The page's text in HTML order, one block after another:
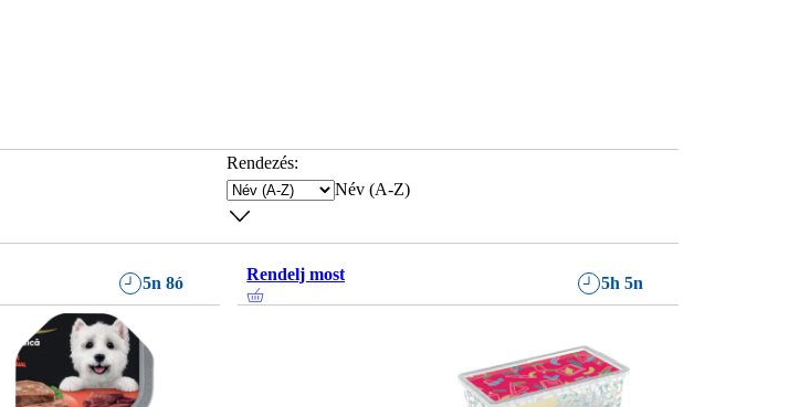
Rendezés:
Név (A-Z)
5n 8ó Rendelj most 5h 5n